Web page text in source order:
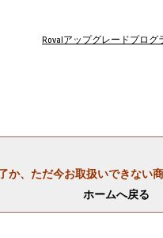
Rovalアップグレードプログ
か、ただ今お取扱いできない商
ホームへ戻る